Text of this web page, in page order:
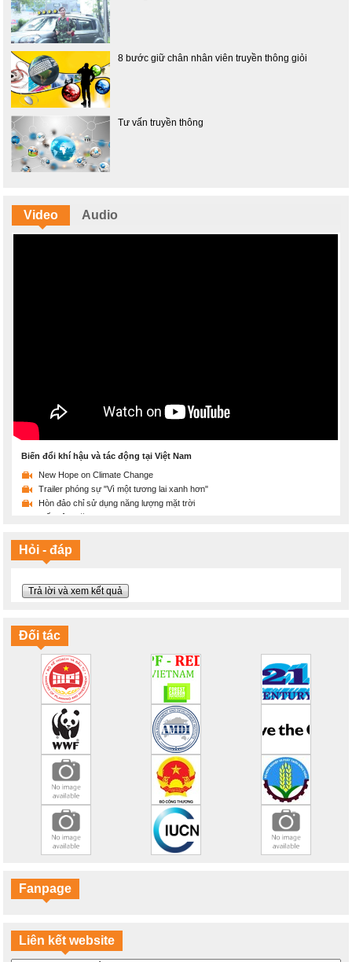
8 bước giữ chân nhân viên truyền thông giỏi
Tư vấn truyền thông
Video Audio
Biến đổi khí hậu và tác động tại Việt Nam
New Hope on Climate Change
Trailer phóng sự "Vì một tương lai xanh hơn"
Hòn đảo chỉ sử dụng năng lượng mặt trời
Ý thức bảo vệ môi trường là gì?
Thông điệp ý nghĩa và sáng tạo về bảo vệ Mẹ Thiên nhiên
Máy tập thể dục bảo vệ môi trường
Biến đổi khí hậu và một tương lai lạc quan
100% năng lượng tái tạo
Mục tiêu cho khí hậu và năng lượng của EU vào năm 2030
Hãy tiết kiệm năng lượng!
Bạn có hiểu đúng về biến đổi khí hậu?
Ngày Đại dương Thế giới 2016: Lời hứa với đại dương
Thế giới đại dương trên tranh vẽ
Hổ: Tôi không phải tấm thảm!
Những chú voi: Tôi không phải đồ rẻ tiền!
Sừng tê giác không phải thuốc chữa bệnh!
Chiến đấu với nạn săn bắn tê giác
NAMA hỗ trợ mục tiêu phát triển bền vững như thế nào?
Hỏi - đáp
Trả lời và xem kết quả
Đối tác
Fanpage
Liên kết website